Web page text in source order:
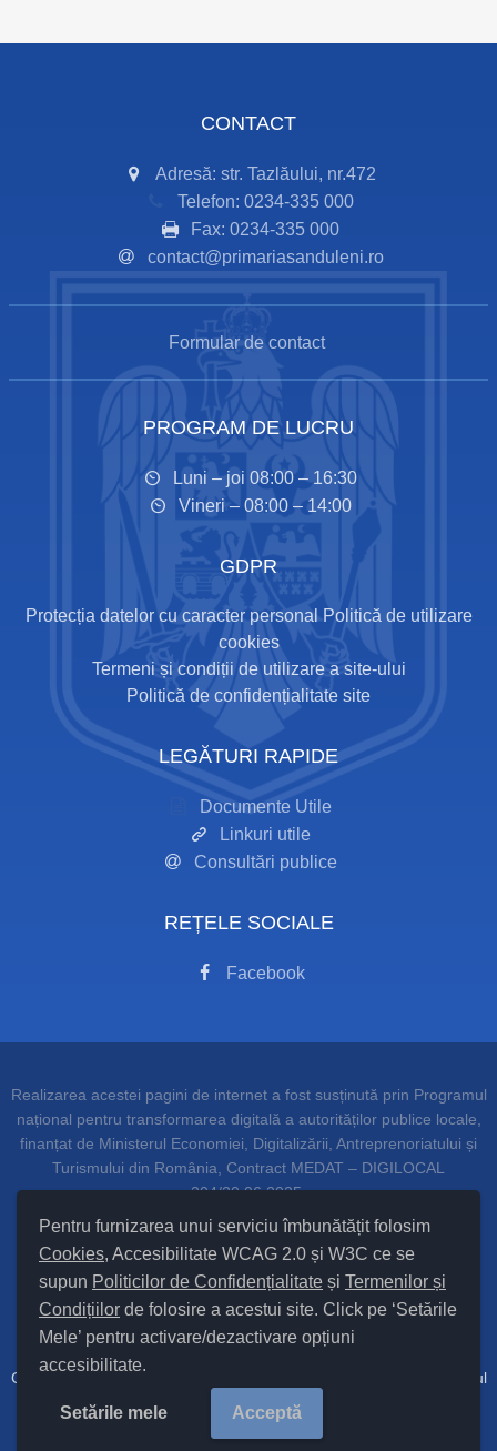
Pentru furnizarea unui serviciu îmbunătățit folosim
Cookies, Accesibilitate WCAG 2.0 și W3C ce se
supun Politicilor de Confidențialitate și Termenilor și
Condițiilor de folosire a acestui site. Click pe ‘Setările
Mele’ pentru activare/dezactivare opțiuni
accesibilitate.
Setările mele Acceptă
CONTACT
Adresă: str. Tazlăului, nr.472
Telefon: 0234-335 000
Fax: 0234-335 000
contact@primariasanduleni.ro
Formular de contact
PROGRAM DE LUCRU
Luni – joi 08:00 – 16:30
Vineri – 08:00 – 14:00
GDPR
Protecția datelor cu caracter personal
Politică de utilizare
cookies
Termeni și condiții de utilizare a site-ului
Politică de confidențialitate site
LEGĂTURI RAPIDE
Documente Utile
Linkuri utile
Consultări publice
REȚELE SOCIALE
Facebook
Realizarea acestei pagini de internet a fost susținută prin Programul
național pentru transformarea digitală a autorităților publice locale,
finanțat de Ministerul Economiei, Digitalizării, Antreprenoriatului și
Turismului din România, Contract MEDAT – DIGILOCAL
204/20.06.2025.
Setări Cookies și Accesibilitate
Cod Județ 4 / Județul Bacău / Tipul UAT – 14 – C – Comună / Codul
SIRUTA al Unității Administrativ Teritoriale Sănduleni 25148 / |
Vechi